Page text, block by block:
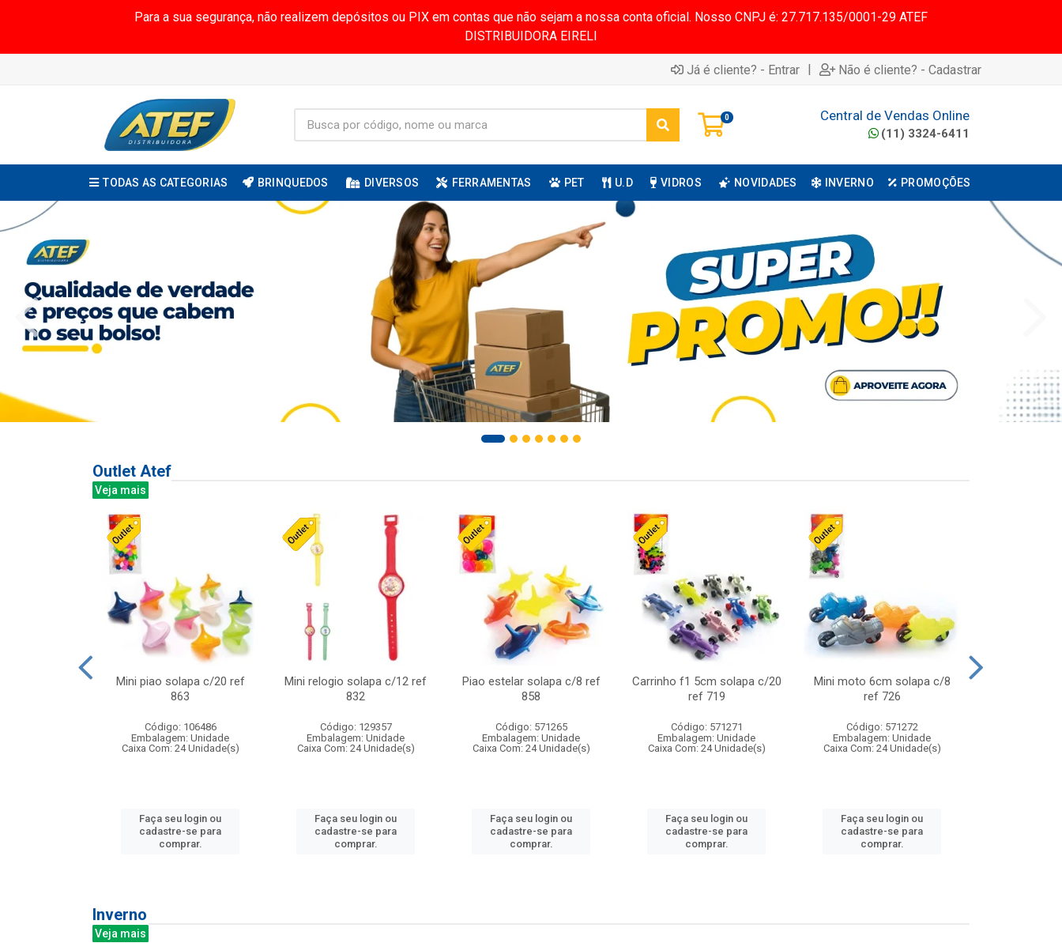
Para a sua segurança, não realizem depósitos ou PIX em contas que não sejam a nossa conta oficial. Nosso CNPJ é: 27.717.135/0001-29 ATEF
DISTRIBUIDORA EIRELI
Já é cliente? - Entrar | Não é cliente? - Cadastrar
0 Central de Vendas Online
(11) 3324-6411
TODAS AS CATEGORIAS BRINQUEDOS DIVERSOS FERRAMENTAS PET U.D VIDROS NOVIDADES INVERNO PROMOÇÕES
Outlet Atef
Veja mais
Mini piao solapa c/20 ref
863
Código: 106486
Embalagem: Unidade
Caixa Com: 24 Unidade(s)
Faça seu login ou
cadastre-se para
comprar.
Mini relogio solapa c/12 ref
832
Código: 129357
Embalagem: Unidade
Caixa Com: 24 Unidade(s)
Faça seu login ou
cadastre-se para
comprar.
Piao estelar solapa c/8 ref
858
Código: 571265
Embalagem: Unidade
Caixa Com: 24 Unidade(s)
Faça seu login ou
cadastre-se para
comprar.
Carrinho f1 5cm solapa c/20
ref 719
Código: 571271
Embalagem: Unidade
Caixa Com: 24 Unidade(s)
Faça seu login ou
cadastre-se para
comprar.
Mini moto 6cm solapa c/8
ref 726
Código: 571272
Embalagem: Unidade
Caixa Com: 24 Unidade(s)
Faça seu login ou
cadastre-se para
comprar.
Inverno
Veja mais